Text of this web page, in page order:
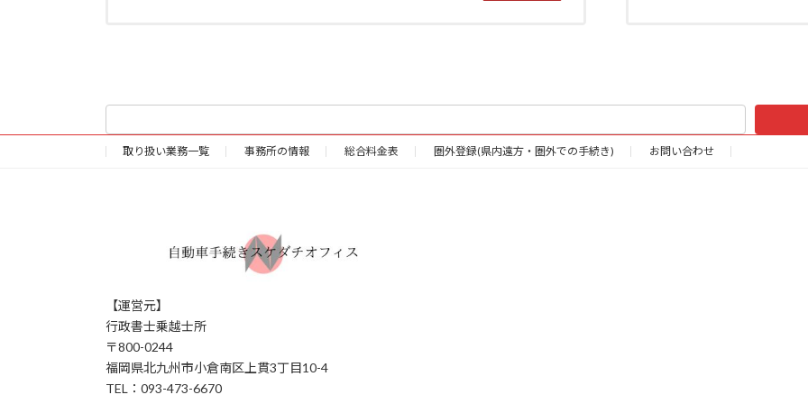
取り扱い業務一覧 事務所の情報 総合料金表 圏外登録(県内遠方・圏外での手続き) お問い合わせ
【運営元】
行政書士乗越士所
〒800-0244
福岡県北九州市小倉南区上貫3丁目10-4
TEL：093-473-6670